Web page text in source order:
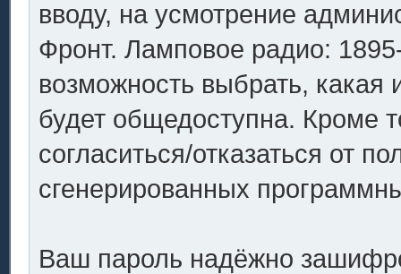
вводу, на усмотрение
Фронт. Ламповое радио:
возможность выбрать,
будет общедоступна. Кроме
согласиться/отказаться от
сгенерированных
Ваш пароль надёжно